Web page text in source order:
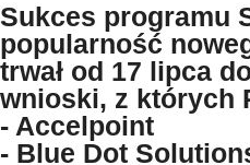
Sukces programu
popularność
trwał od 17 lipca
wnioski, z których
- Accelpoint
- Blue Dot